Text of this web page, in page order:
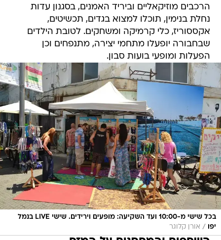
הרכבים מוזיקאליים וביריד האמנים, בסגנון עדות
נחלת בנימין, תוכלו למצוא בגדים, תכשיטים,
אקססוריז, כלי קרמיקה ומשחקים. לטובת הילדים
שבחבורה יופעלו מתחמי יצירה, מתנפחים וכן
הפעלות ומופעי בועות סבון.
בכל שישי מ-10:00 ועד השקיעה: מופעים וירידים. שישי LIVE בנמל
יפו
/ אורן קלוגר